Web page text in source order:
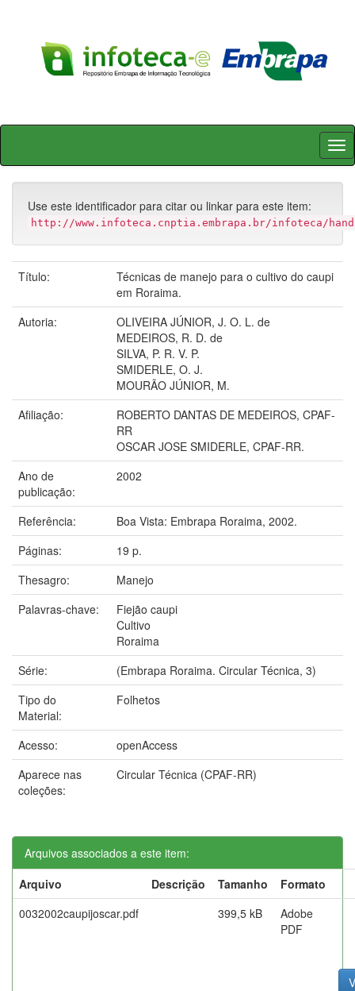
Skip
Use este identificador para citar ou linkar para este item:
http://www.infoteca.cnptia.embrapa.br/infoteca/
Título:
Técnicas de manejo para o cultivo do caupi
em Roraima.
Autoria:
OLIVEIRA JÚNIOR, J. O. L. de
MEDEIROS, R. D. de
SILVA, P. R. V. P.
SMIDERLE, O. J.
MOURÃO JÚNIOR, M.
Afiliação:
ROBERTO DANTAS DE MEDEIROS, CPAF-
RR
OSCAR JOSE SMIDERLE, CPAF-RR.
Ano de
publicação:
2002
Referência:
Boa Vista: Embrapa Roraima, 2002.
Páginas:
19 p.
Thesagro:
Manejo
Palavras-chave:
Fiejão caupi
Cultivo
Roraima
Série:
(Embrapa Roraima. Circular Técnica, 3)
Tipo do
Material:
Folhetos
Acesso:
openAccess
Aparece nas
coleções:
Circular Técnica (CPAF-RR)
Arquivos associados a este item:
Arquivo
Descrição Tamanho
Formato
0032002caupijoscar.pdf
399,5 kB
Adobe
PDF